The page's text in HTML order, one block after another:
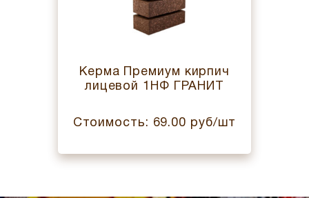
Керма Премиум кирпич
лицевой 1НФ ГРАНИТ
Стоимость: 69.00 руб/шт